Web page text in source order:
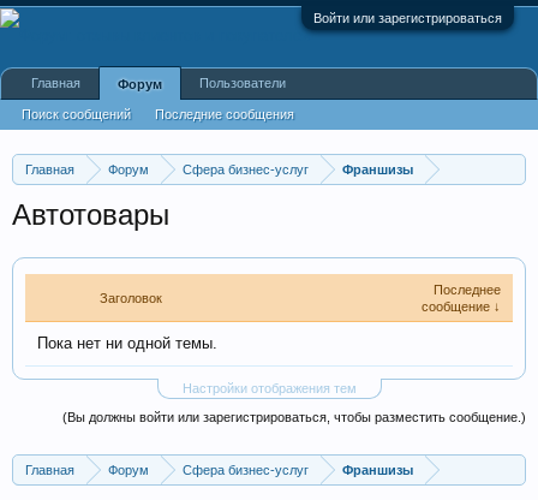
Войти или зарегистрироваться
Главная Форум Сфера бизнес-услуг Франшизы
Автотовары
Заголовок
Последнее
сообщение ↓
Пока нет ни одной темы.
Настройки отображения тем
(Вы должны войти или зарегистрироваться, чтобы разместить сообщение.)
Главная Форум Сфера бизнес-услуг Франшизы
Главная Форум
Поиск сообщений Последние сообщения
Пользователи